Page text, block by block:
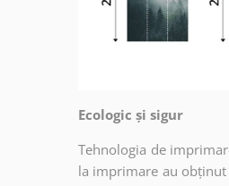
Ecologic și sigur
Tehnologia de
la imprimare au obținut